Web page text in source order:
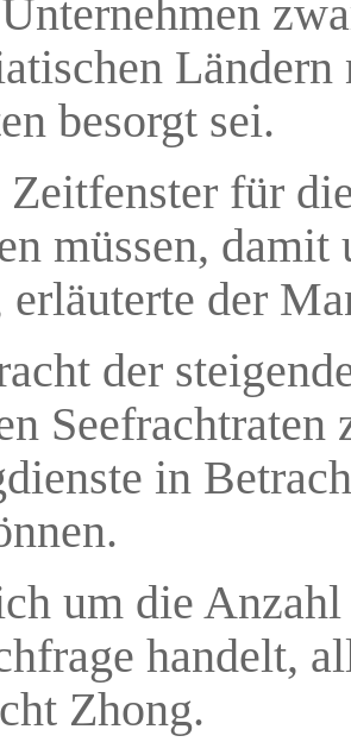
besorgt sei.
Zeitfenster für
müssen,
erläuterte der
der
in
um die
handelt,
Zhong.